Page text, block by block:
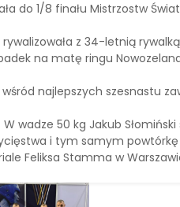
do 1/8 finału Mistrzostw
z 34-letnią
na matę ringu
najlepszych szesnastu
wadze 50 kg Jakub
i tym samym
Feliksa Stamma w